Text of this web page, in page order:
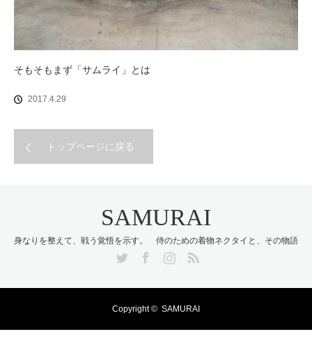
そもそもまず「サムライ」とは
2017.4.29
トップページに戻る
SAMURAI
身なりを整えて、戦う覚悟を示す。 侍のための着物ネクタイと、その物語
Copyright © SAMURAI